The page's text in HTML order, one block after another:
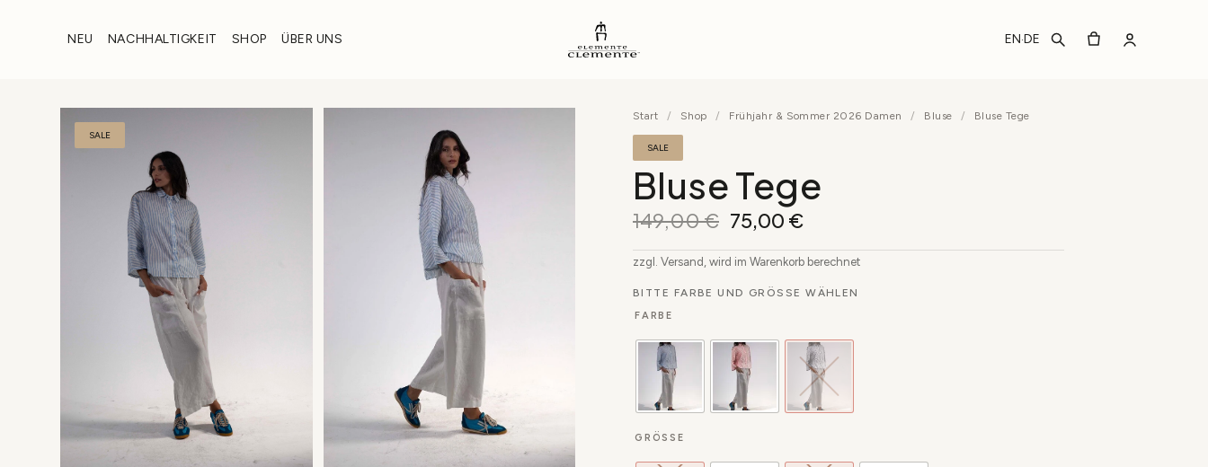
EN·DE
NEU NACHHALTIGKEIT SHOP ÜBER UNS
SALE
Start / Shop / Frühjahr & Sommer 2026 Damen / Bluse / Bluse Tege
SALE
Bluse Tege
149,00€ 75,00 €
zzgl. Versand, wird im Warenkorb berechnet
BITTE FARBE UND GRÖSSE WÄHLEN
FARBE
GRÖSSE